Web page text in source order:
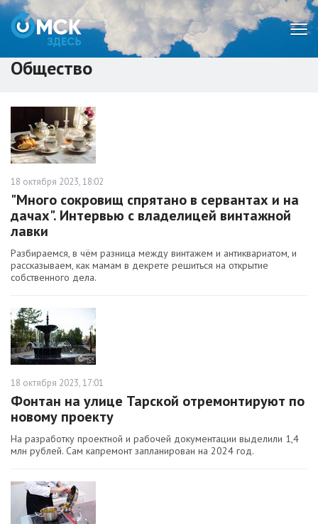
Общество
18 октября 2023, 18:02
"Много сокровищ спрятано в сервантах и на
дачах". Интервью с владелицей винтажной
лавки
Разбираемся, в чём разница между винтажем и антиквариатом, и
рассказываем, как мамам в декрете решиться на открытие
собственного дела.
18 октября 2023, 17:01
Фонтан на улице Тарской отремонтируют по
новому проекту
На разработку проектной и рабочей документации выделили 1,4
млн рублей. Сам капремонт запланирован на 2024 год.